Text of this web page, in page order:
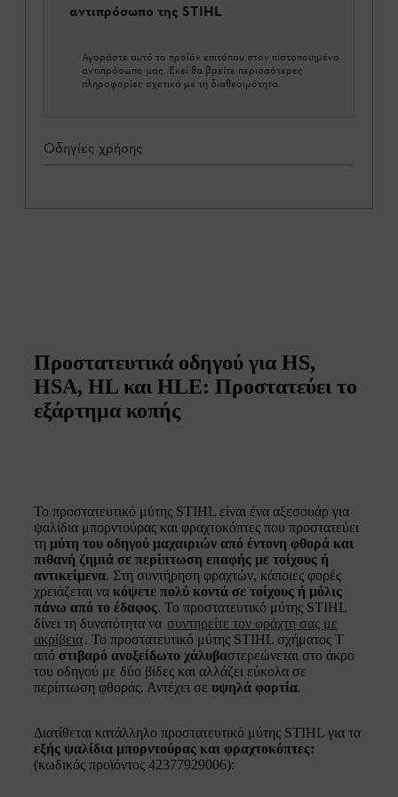
αντιπρόσωπο της STIHL
Αγοράστε αυτό το προϊόν επιτόπου στον πιστοποιημένο
αντιπρόσωπο μας. Εκεί θα βρείτε περισσότερες
πληροφορίες σχετικά με τη διαθεσιμότητα.
Οδηγίες χρήσης
Προστατευτικά οδηγού για HS,
HSA, HL και HLE: Προστατεύει το
εξάρτημα κοπής
Το προστατευτικό μύτης STIHL είναι ένα αξεσουάρ για
ψαλίδια μπορντούρας και φραχτοκόπτες που προστατεύει
τη μύτη του οδηγού μαχαιριών από έντονη φθορά και
πιθανή ζημιά σε περίπτωση επαφής με τοίχους ή
αντικείμενα. Στη συντήρηση φραχτών, κάποιες φορές
χρειάζεται να κόψετε πολύ κοντά σε τοίχους ή μόλις
πάνω από το έδαφος. Το προστατευτικό μύτης STIHL
δίνει τη δυνατότητα να συντηρείτε τον φράχτη σας με
ακρίβεια. Το προστατευτικό μύτης STIHL σχήματος Τ
από στιβαρό ανοξείδωτο χάλυβαστερεώνεται στο άκρο
του οδηγού με δύο βίδες και αλλάζει εύκολα σε
περίπτωση φθοράς. Αντέχει σε υψηλά φορτία.
Διατίθεται κατάλληλο προστατευτικό μύτης STIHL για τα
εξής ψαλίδια μπορντούρας και φραχτοκόπτες:
(κωδικός προϊόντος 42377929006):